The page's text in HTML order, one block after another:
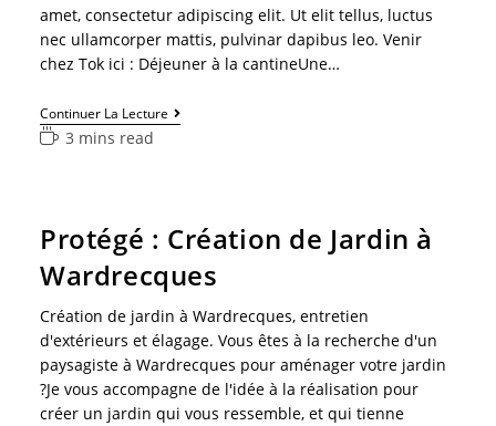
amet, consectetur adipiscing elit. Ut elit tellus, luctus
nec ullamcorper mattis, pulvinar dapibus leo. Venir
chez Tok ici : Déjeuner à la cantineUne…
Continuer La Lecture
3 mins read
Protégé : Création de Jardin à
Wardrecques
Création de jardin à Wardrecques, entretien
d'extérieurs et élagage. Vous êtes à la recherche d'un
paysagiste à Wardrecques pour aménager votre jardin
?Je vous accompagne de l'idée à la réalisation pour
créer un jardin qui vous ressemble, et qui tienne